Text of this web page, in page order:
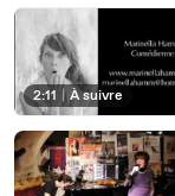
2:11 À suivre